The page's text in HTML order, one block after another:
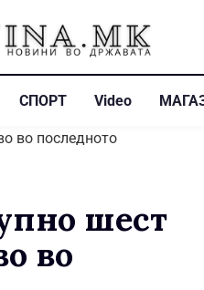
СПОРТ Video
шест
во